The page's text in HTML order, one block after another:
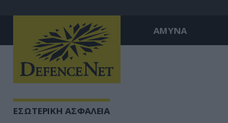
ΑΜΥΝΑ
ΕΣΩΤΕΡΙΚΗ ΑΣΦΑΛΕΙΑ